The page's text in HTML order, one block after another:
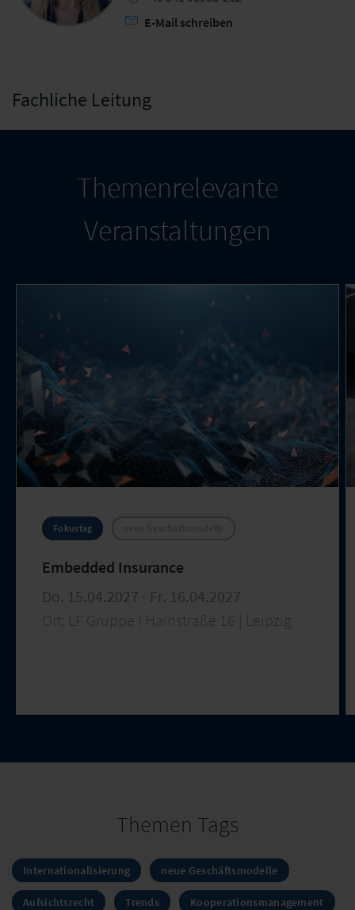
E-Mail schreiben
Fachliche Leitung
Themenrelevante
Veranstaltungen
Fokustag
Embedded Insurance
Do. 15.04.2027 - Fr. 16.04.2027
Ort: LF Gruppe | Hainstraße 16 | Leipzig
Themen Tags
Internationalisierung neue Geschäftsmodelle
Aufsichtsrecht Trends Kooperationsmanagement